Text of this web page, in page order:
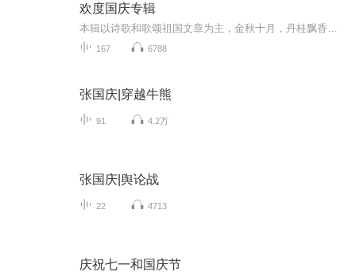
欢度国庆专辑
167 6788
张国庆|穿越牛熊
91 4.2万
张国庆|舆论战
22 4713
庆祝七一和国庆节